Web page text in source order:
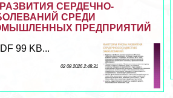
СЕРДЕЧНО-
СРЕДИ
ПРЕДПРИЯТИЙ
99 KB...
02 08 2026 2:48:31